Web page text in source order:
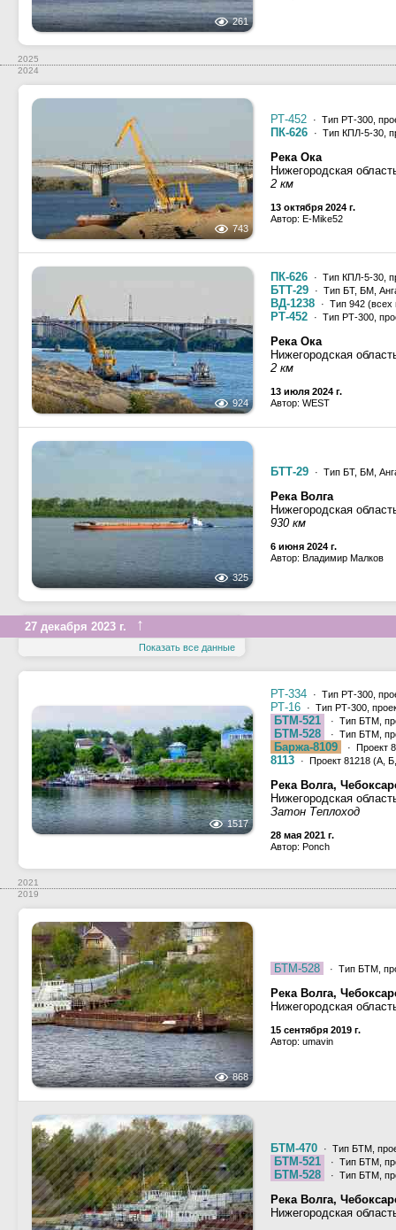
261
2025
2024
743
РТ-452 · Тип РТ-300,
ПК-626 · Тип КПЛ-5-30,
Река Ока
Нижегородская
2 км
13 октября 2024 г.
Автор: E-Mike52
924
ПК-626 · Тип КПЛ-5-30,
БТТ-29 · Тип БТ, БМ,
ВД-1238 · Тип 942
РТ-452 · Тип РТ-300,
Река Ока
Нижегородская
2 км
13 июля 2024 г.
Автор: WEST
325
БТТ-29 · Тип БТ, БМ,
Река Волга
Нижегородская
930 км
6 июня 2024 г.
Автор: Владимир Малков
27 декабря 2023 г. ↑
Показать все данные
1517
РТ-334 · Тип РТ-300,
РТ-16 · Тип РТ-300,
БТМ-521 · Тип БТМ,
БТМ-528 · Тип БТМ,
Баржа-8109 · Проект
8113 · Проект 81218 (А,
Река Волга,
Нижегородская
Затон Теплоход
28 мая 2021 г.
Автор: Ponch
2021
2019
868
БТМ-528 · Тип БТМ,
Река Волга,
Нижегородская
15 сентября 2019 г.
Автор: umavin
БТМ-470 · Тип БТМ,
БТМ-521 · Тип БТМ,
БТМ-528 · Тип БТМ,
Река Волга,
Нижегородская